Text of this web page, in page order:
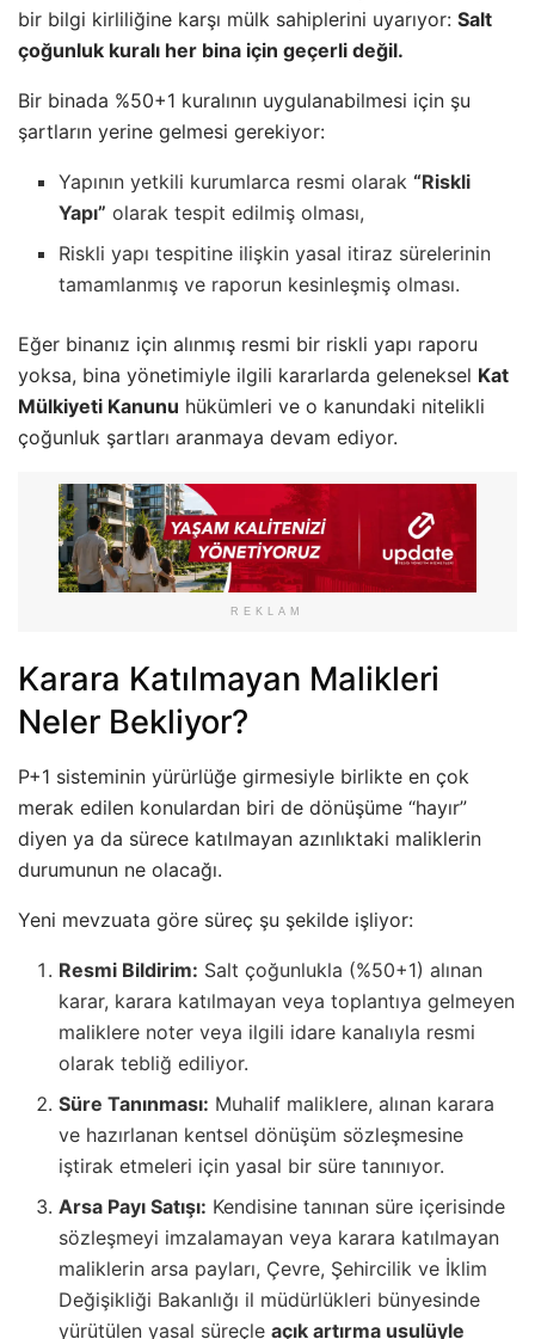
bir bilgi kirliliğine karşı mülk sahiplerini uyarıyor: Salt
çoğunluk kuralı her bina için geçerli değil.
Bir binada %50+1 kuralının uygulanabilmesi için şu
şartların yerine gelmesi gerekiyor:
Yapının yetkili kurumlarca resmi olarak“Riskli
Yapı” olarak tespit edilmiş olması,
Riskli yapı tespitine ilişkin yasal itiraz sürelerinin
tamamlanmış ve raporun kesinleşmiş olması.
Eğer binanız için alınmış resmi bir riskli yapı raporu
yoksa, bina yönetimiyle ilgili kararlarda geleneksel Kat
Mülkiyeti Kanunu hükümleri ve o kanundaki nitelikli
çoğunluk şartları aranmaya devam ediyor.
REKLAM
Karara Katılmayan Malikleri
Neler Bekliyor?
P+1 sisteminin yürürlüğe girmesiyle birlikte en çok
merak edilen konulardan biri de dönüşüme “hayır”
diyen ya da sürece katılmayan azınlıktaki maliklerin
durumunun ne olacağı.
Yeni mevzuata göre süreç şu şekilde işliyor:
Resmi Bildirim: Salt çoğunlukla (%50+1) alınan
karar, karara katılmayan veya toplantıya gelmeyen
maliklere noter veya ilgili idare kanalıyla resmi
olarak tebliğ ediliyor.
Süre Tanınması: Muhalif maliklere, alınan karara
ve hazırlanan kentsel dönüşüm sözleşmesine
iştirak etmeleri için yasal bir süre tanınıyor.
Arsa Payı Satışı: Kendisine tanınan süre içerisinde
sözleşmeyi imzalamayan veya karara katılmayan
maliklerin arsa payları, Çevre, Şehircilik ve İklim
Değişikliği Bakanlığı il müdürlükleri bünyesinde
yürütülen yasal süreçleaçık artırma usulüyle